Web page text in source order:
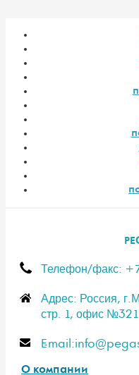
Телефон/факс:
Адрес: Россия,
стр. 1, офис №321
E-
О компании